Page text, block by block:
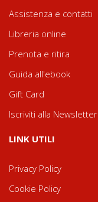
Assistenza e contatti
Libreria online
Prenota e ritira
Guida all'ebook
Gift Card
Iscriviti alla Newsletter
LINK UTILI
Privacy Policy
Cookie Policy